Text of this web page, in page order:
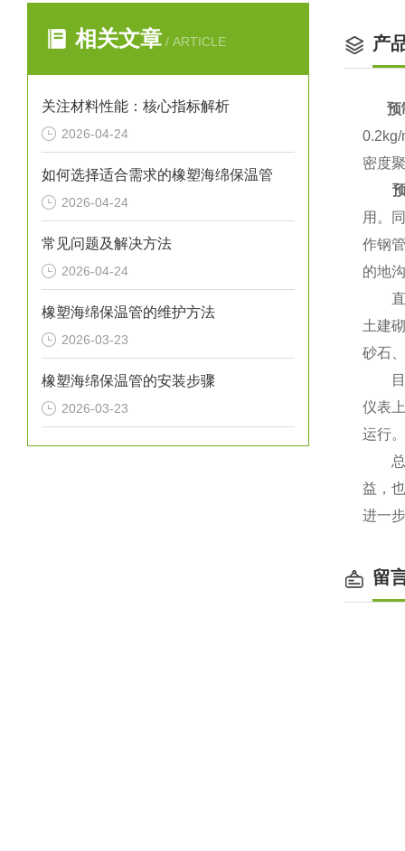
相关文章 / ARTICLE
关注材料性能：核心指标解析
2026-04-24
如何选择适合需求的橡塑海绵保温管
2026-04-24
常见问题及解决方法
2026-04-24
橡塑海绵保温管的维护方法
2026-03-23
橡塑海绵保温管的安装步骤
2026-03-23
产
预
密度
用。
作钢
的地
直埋
土建
砂石
目
仪表
运行
总
益，
进一
留